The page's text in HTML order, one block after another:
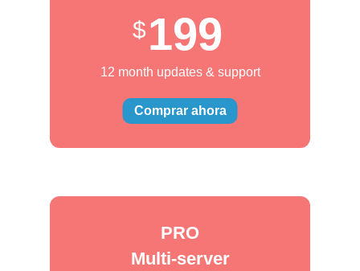
199
12 month updates & support
Comprar ahora
PRO
Multi-server